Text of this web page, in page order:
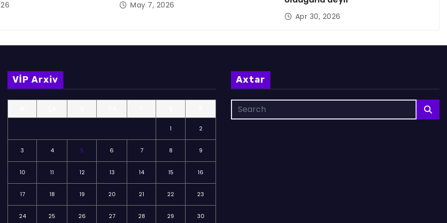
May 7, 2026
Apr 30, 2026
VİP Arxiv
1 2
3 4 5 6 7 8 9
10 11 12 13 14 15 16
17 18 19 20 21 22 23
24 25 26 27 28 29 30
Axtar